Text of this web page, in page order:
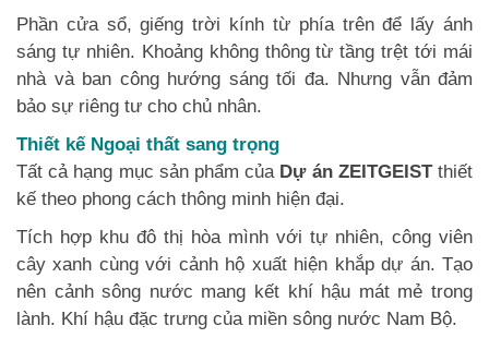
Phần cửa sổ, giếng trời kính từ phía trên để lấy ánh
sáng tự nhiên. Khoảng không thông từ tầng trệt tới mái
nhà và ban công hướng sáng tối đa. Nhưng vẫn đảm
bảo sự riêng tư cho chủ nhân.
Thiết kế Ngoại thất sang trọng
Tất cả hạng mục sản phẩm của Dự án ZEITGEISTthiết
kế theo phong cách thông minh hiện đại.
Tích hợp khu đô thị hòa mình với tự nhiên, công viên
cây xanh cùng với cảnh hộ xuất hiện khắp dự án. Tạo
nên cảnh sông nước mang kết khí hậu mát mẻ trong
lành. Khí hậu đặc trưng của miền sông nước Nam Bộ.